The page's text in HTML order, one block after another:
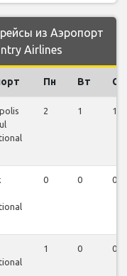
из Аэропорт
Airlines
Пн Вт Ср
2 1 1
0 0 0
1 0 0